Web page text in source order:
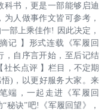
科书，更是一部能够启迪
人做事作文皆可参考，
部上乘佳作! 因此决定，
记 】形式连载《军履回
，自序言开始，至后记结
长点评 】栏目，不定期
)，以更好服务大家。来
端，一起走进《军履回
秘诀”吧!《军履回望》，